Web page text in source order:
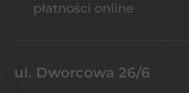
płatności online
ul. Dworcowa 26/6